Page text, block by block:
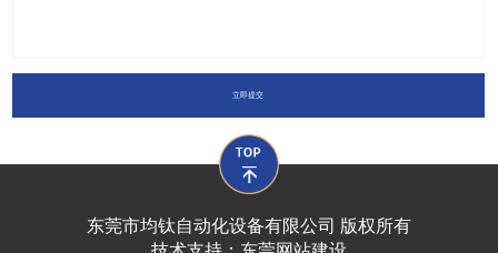
立即提交
东莞市均钛自动化设备有限公司 版权所有